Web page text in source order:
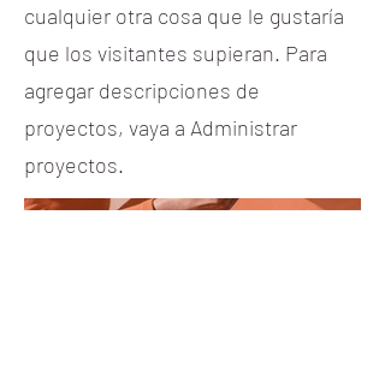
cualquier otra cosa que le gustaría
que los visitantes supieran. Para
agregar descripciones de
proyectos, vaya a Administrar
proyectos.